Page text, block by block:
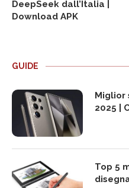
DeepSeek dall’Italia |
Download APK
GUIDE
Miglior
2025 |
Top 5